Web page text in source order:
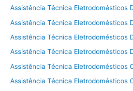
Assistência Técnica Eletrodomésticos
Assistência Técnica Eletrodomésticos
Assistência Técnica Eletrodomésticos
Assistência Técnica Eletrodomésticos
Assistência Técnica Eletrodomésticos
Assistência Técnica Eletrodomésticos